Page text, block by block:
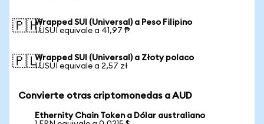
🇵🇭Wrapped SUI (Universal) a Peso Filipino
1 USUI equivale a 41,97 ₱
🇵🇱Wrapped SUI (Universal) a Złoty polaco
1 USUI equivale a 2,57 zł
Convierte otras criptomonedas a AUD
Ethernity Chain Token a Dólar australiano